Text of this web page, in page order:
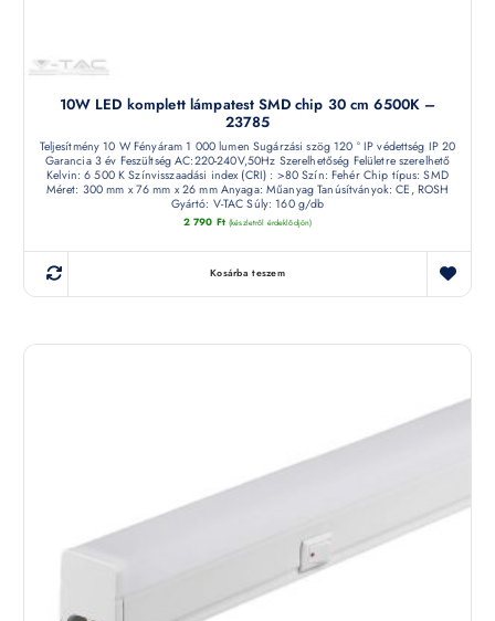
10W LED komplett lámpatest SMD chip 30 cm 6500K –
23785
Teljesítmény 10 W Fényáram 1 000 lumen Sugárzási szög 120 ° IP védettség IP 20
Garancia 3 év Feszültség AC:220-240V,50Hz Szerelhetőség Felületre szerelhető
Kelvin: 6 500 K Színvisszaadási index (CRI) : >80 Szín: Fehér Chip típus: SMD
Méret: 300 mm x 76 mm x 26 mm Anyaga: Műanyag Tanúsítványok: CE, ROSH
Gyártó: V-TAC Súly: 160 g/db
2 790 Ft (készletről érdeklődjön)
Kosárba teszem